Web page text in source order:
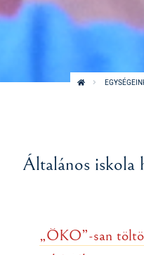
Általános iskola
„ÖKO”-san